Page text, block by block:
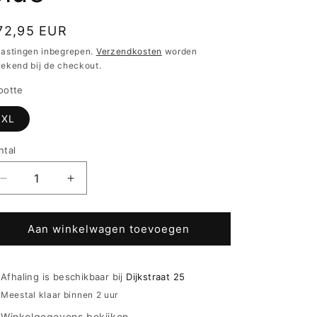
EUR
inbegrepen. Verzendkosten worden
bij de checkout.
XL
Aantal
verlagen
voor
Ringella
Badjas
met
capuchon
Aantal
verhogen
voor
Ringella
Badjas
met
capuchon
Aan winkelwagen toevoegen
Afhaling is beschikbaar bij Dijkstraat 25
Meestal klaar binnen 2 uur